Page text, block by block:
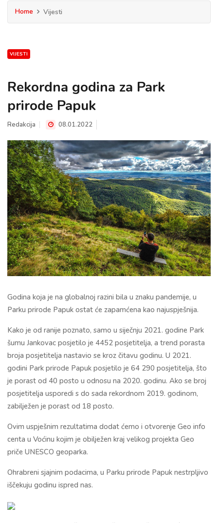
Home Vijesti
VIJESTI
Rekordna godina za Park
prirode Papuk
Redakcija 08.01.2022
Godina koja je na globalnoj razini bila u znaku pandemije, u
Parku prirode Papuk ostat će zapamćena kao najuspješnija.
Kako je od ranije poznato, samo u siječnju 2021. godine Park
šumu Jankovac posjetilo je 4452 posjetitelja, a trend porasta
broja posjetitelja nastavio se kroz čitavu godinu. U 2021.
godini Park prirode Papuk posjetilo je 64 290 posjetitelja, što
je porast od 40 posto u odnosu na 2020. godinu. Ako se broj
posjetitelja usporedi s do sada rekordnom 2019. godinom,
zabilježen je porast od 18 posto.
Ovim uspješnim rezultatima dodat ćemo i otvorenje Geo info
centa u Voćinu kojim je obilježen kraj velikog projekta Geo
priče UNESCO geoparka.
Ohrabreni sjajnim podacima, u Parku prirode Papuk nestrpljivo
iščekuju godinu ispred nas.